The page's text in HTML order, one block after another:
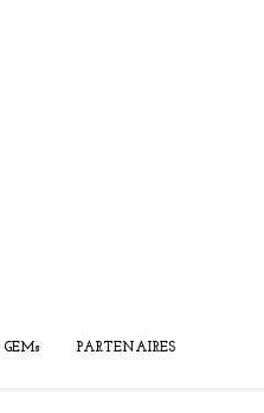
PARTENAIRES